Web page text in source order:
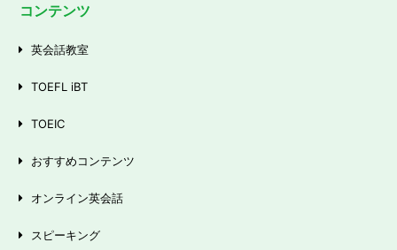
コンテンツ
英会話教室
TOEFL iBT
TOEIC
おすすめコンテンツ
オンライン英会話
スピーキング